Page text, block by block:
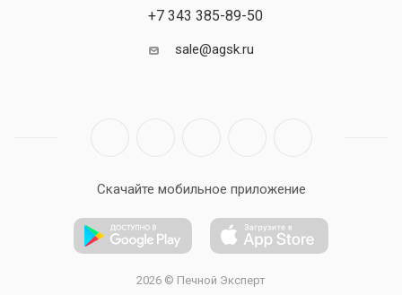
+7 343 385-89-50
sale@agsk.ru
Скачайте мобильное приложение
2026 © Печной Эксперт